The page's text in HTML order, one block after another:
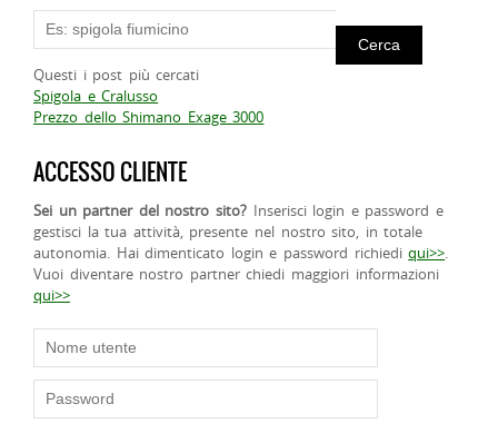
Questi i post più cercati
Spigola e Cralusso
Prezzo dello Shimano Exage 3000
ACCESSO CLIENTE
Sei un partner del nostro sito? Inserisci login e password e
gestisci la tua attività, presente nel nostro sito, in totale
autonomia. Hai dimenticato login e password richiediqui>>.
Vuoi diventare nostro partner chiedi maggiori informazioni
qui>>